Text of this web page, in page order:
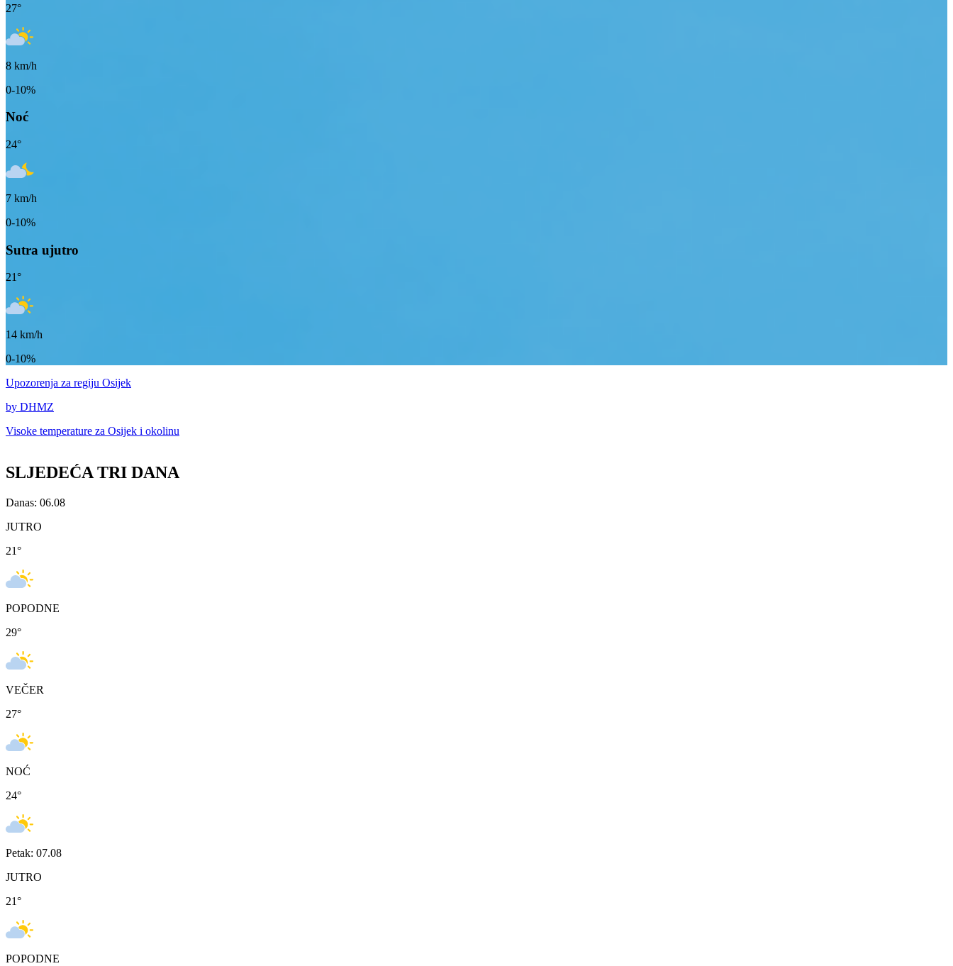
27°
8 km/h
0-10%
Noć
24°
7 km/h
0-10%
Sutra ujutro
21°
14 km/h
0-10%
Upozorenja za regiju Osijek
by DHMZ
Visoke temperature za Osijek i okolinu
SLJEDEĆA TRI DANA
Danas: 06.08
JUTRO
21°
POPODNE
29°
VEČER
27°
NOĆ
24°
Petak: 07.08
JUTRO
21°
POPODNE